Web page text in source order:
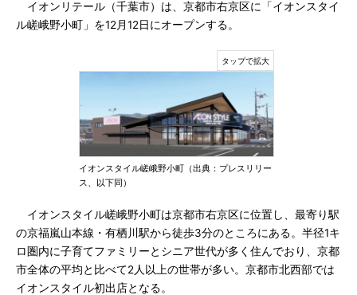
イオンリテール（千葉市）は、京都市右京区に「イオンスタイ
ル嵯峨野小町」を12月12日にオープンする。
イオンスタイル嵯峨野小町（出典：プレスリリー
ス、以下同）
イオンスタイル嵯峨野小町は京都市右京区に位置し、最寄り駅
の京福嵐山本線・有栖川駅から徒歩3分のところにある。半径1キ
ロ圏内に子育てファミリーとシニア世代が多く住んでおり、京都
市全体の平均と比べて2人以上の世帯が多い。京都市北西部では
イオンスタイル初出店となる。